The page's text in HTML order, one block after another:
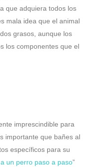
que adquiera todos los
mala idea que el animal
grasos, aunque los
los componentes que el
imprescindible para
importante que bañes al
específicos para su
un perro paso a paso”